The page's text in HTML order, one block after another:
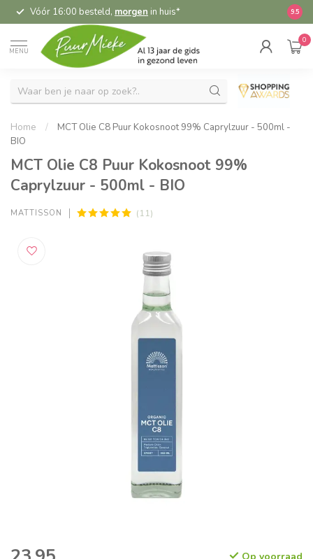
Vóór 16:00 besteld, morgen in huis* 9.5
MENU
0
Home /
MCT Olie C8 Puur Kokosnoot 99% Caprylzuur - 500ml -
BIO
MCT Olie C8 Puur Kokosnoot 99%
Caprylzuur - 500ml - BIO
MATTISSON (11)